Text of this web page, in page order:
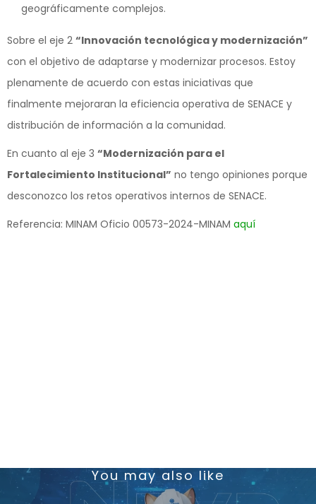
geográficamente complejos.
Sobre el eje 2 “Innovación tecnológica y modernización”
con el objetivo de adaptarse y modernizar procesos. Estoy
plenamente de acuerdo con estas iniciativas que
finalmente mejoraran la eficiencia operativa de SENACE y
distribución de información a la comunidad.
En cuanto al eje 3 “Modernización para el
Fortalecimiento Institucional” no tengo opiniones porque
desconozco los retos operativos internos de SENACE.
Referencia: MINAM Oficio 00573-2024-MINAM aquí
You may also like